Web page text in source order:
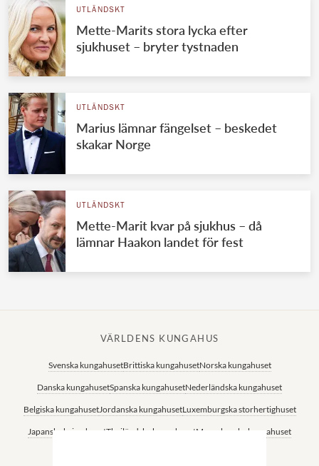
UTLÄNDSKT
Mette-Marits stora lycka efter
sjukhuset – bryter tystnaden
UTLÄNDSKT
Marius lämnar fängelset – beskedet
skakar Norge
UTLÄNDSKT
Mette-Marit kvar på sjukhus – då
lämnar Haakon landet för fest
VÄRLDENS KUNGAHUS
Svenska kungahusetBrittiska kungahusetNorska kungahuset
Danska kungahusetSpanska kungahusetNederländska kungahuset
Belgiska kungahusetJordanska kungahusetLuxemburgska storhertighuset
Japanska kejsarhusetThailändska kungahusetMarockanska kungahuset